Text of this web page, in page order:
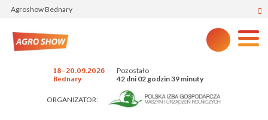
Agroshow Bednary
18-20.09.2026
Bednary
Pozostało
42 dni 02 godzin 39 minuty
ORGANIZATOR: